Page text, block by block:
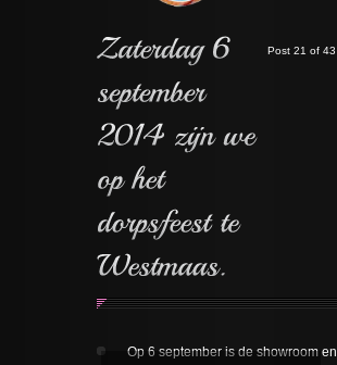
Post 21 of 43
Op 6 september is de showroom en